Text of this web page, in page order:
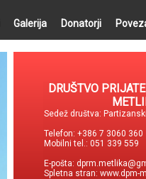
Galerija Donatorji
DRUŠTVO
Sedež društva:
Telefon: +386 7 3060 360
Mobilni tel.: 051 339 559
E-pošta:
Spletna stran: www.dpm-